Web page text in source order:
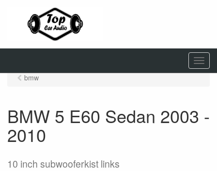
M
e
bmw
BMW 5 E60 Sedan 2003 -
2010
10 inch subwooferkist links